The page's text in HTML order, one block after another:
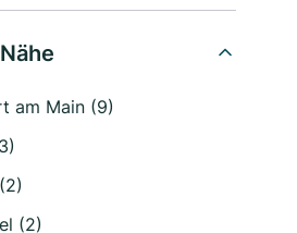
am Main (9)
(2)